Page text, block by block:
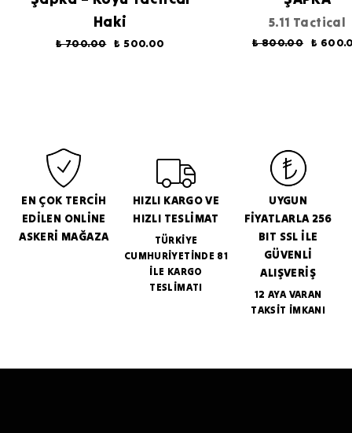
Haki
₺ 700.00 ₺ 500.00
5.11 Tactical
₺ 800.00 ₺
EN ÇOK TERCİH
EDİLEN ONLİNE
ASKERİ MAĞAZA
HIZLI KARGO VE
HIZLI TESLİMAT
TÜRKİYE
CUMHURİYETİNDE 81
İLE KARGO
TESLİMATI
UYGUN
FİYATLARLA 256
BIT SSL İLE
GÜVENLİ
ALIŞVERİŞ
12 AYA VARAN
TAKSİT İMKANI